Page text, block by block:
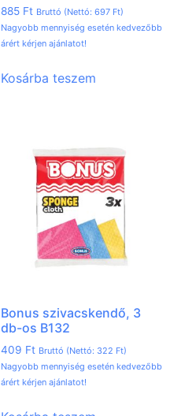
885 Ft Bruttó (Nettó: 697 Ft)
Nagyobb mennyiség esetén kedvezőbb
árért kérjen ajánlatot!
Kosárba teszem
Bonus szivacskendő, 3
db-os B132
409 Ft Bruttó (Nettó: 322 Ft)
Nagyobb mennyiség esetén kedvezőbb
árért kérjen ajánlatot!